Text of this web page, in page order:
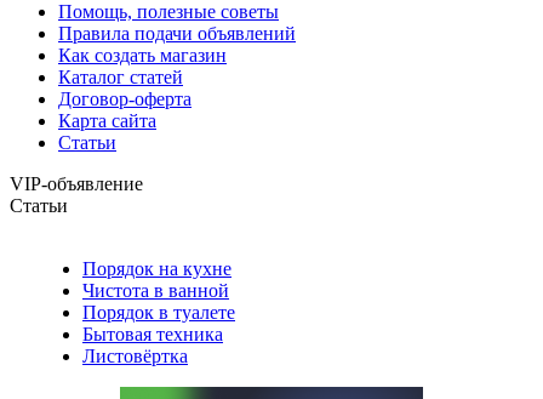
Помощь, полезные советы
Правила подачи объявлений
Как создать магазин
Каталог статей
Договор-оферта
Карта сайта
Статьи
VIP-объявление
Статьи
Порядок на кухне
Чистота в ванной
Порядок в туалете
Бытовая техника
Листовёртка